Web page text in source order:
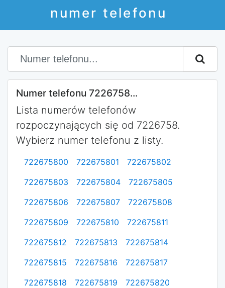
numer telefonu
Numer telefonu 7226758...
Lista numerów telefonów
rozpoczynających się od 7226758.
Wybierz numer telefonu z listy.
722675800 722675801
722675802
722675803
722675804
722675805
722675806
722675807
722675808
722675809
722675810
722675811
722675812
722675813
722675814
722675815
722675816
722675817
722675818
722675819
722675820